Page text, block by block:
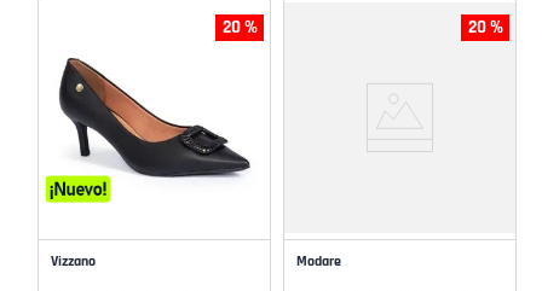
20 %
Vizzano
20 %
Modare